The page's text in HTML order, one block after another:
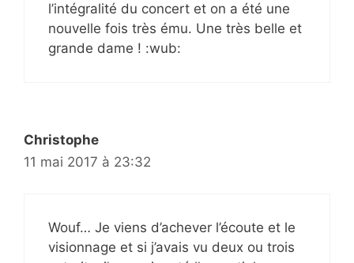
l’intégralité du concert et on a été une
nouvelle fois très ému. Une très belle et
grande dame ! :wub:
Christophe
11 mai 2017 à 23:32
Wouf… Je viens d’achever l’écoute et le
visionnage et si j’avais vu deux ou trois